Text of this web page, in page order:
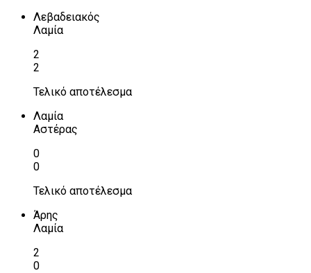
Λεβαδειακός
Λαμία
2
2
Τελικό αποτέλεσμα
Λαμία
Αστέρας
0
0
Τελικό αποτέλεσμα
Άρης
Λαμία
2
0